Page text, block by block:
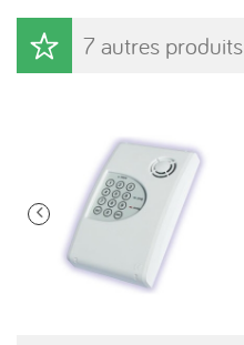
7 autres produits